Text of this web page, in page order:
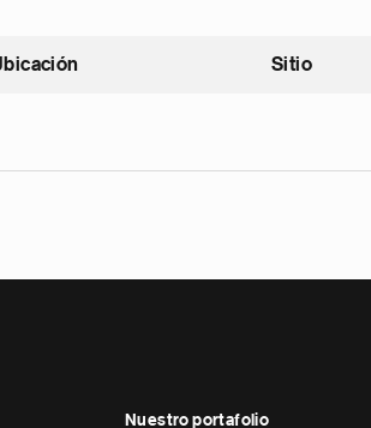
Sitio
Nuestro portafolio